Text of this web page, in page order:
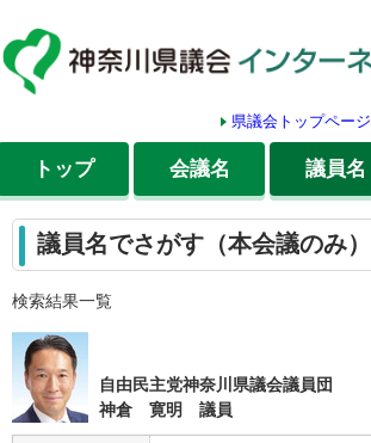
県議会トップページ
トップ 会議名 議員名
議員名でさがす（本会議のみ）
検索結果一覧
自由民主党神奈川県議会議員団
神倉 寛明 議員